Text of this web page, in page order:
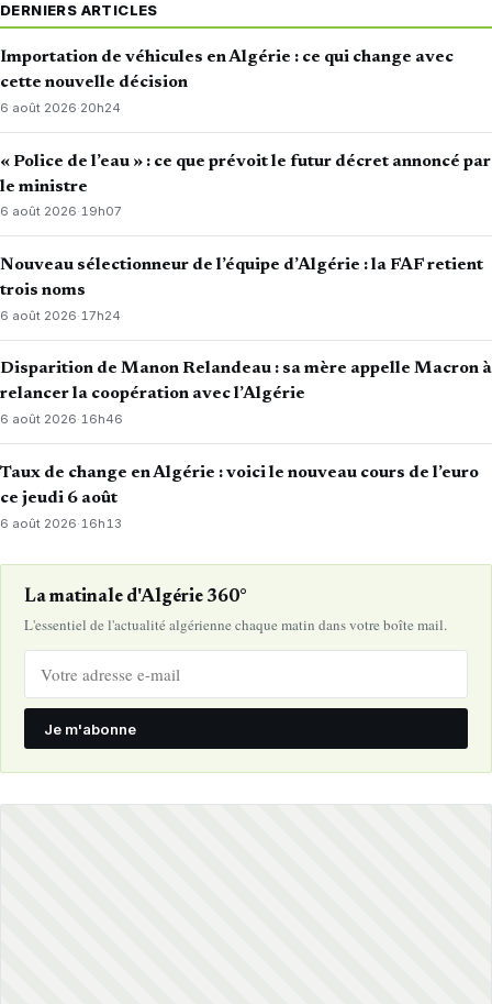
DERNIERS ARTICLES
Importation de véhicules en Algérie : ce qui change avec
cette nouvelle décision
6 août 2026·20h24
« Police de l’eau » : ce que prévoit le futur décret annoncé par
le ministre
6 août 2026·19h07
Nouveau sélectionneur de l’équipe d’Algérie : la FAF retient
trois noms
6 août 2026· 17h24
Disparition de Manon Relandeau : sa mère appelle Macron à
relancer la coopération avec l’Algérie
6 août 2026·16h46
Taux de change en Algérie : voici le nouveau cours de l’euro
ce jeudi 6 août
6 août 2026· 16h13
La matinale d'Algérie 360°
L'essentiel de l'actualité algérienne chaque matin dans votre boîte mail.
Je m'abonne